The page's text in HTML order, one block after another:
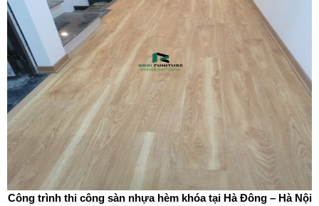
Công trình thi công sàn nhựa hèm khóa tại Hà Đông – Hà Nội